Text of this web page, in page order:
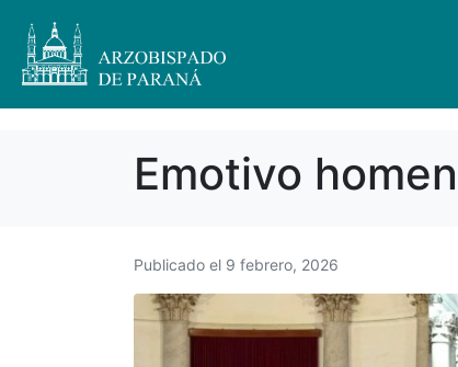
Emotivo
Publicado el 9 febrero, 2026